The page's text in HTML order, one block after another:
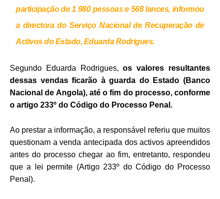
participação de 1 980 pessoas e 568 lances, informou
a directora do Serviço Nacional de Recuperação de
Activos do Estado, Eduarda Rodrigues.
Segundo Eduarda Rodrigues, os valores resultantes
dessas vendas ficarão à guarda do Estado (Banco
Nacional de Angola), até o fim do processo, conforme
o artigo 233º do Código do Processo Penal.
Ao prestar a informação, a responsável referiu que muitos
questionam a venda antecipada dos activos apreendidos
antes do processo chegar ao fim, entretanto, respondeu
que a lei permite (Artigo 233º do Código do Processo
Penal).